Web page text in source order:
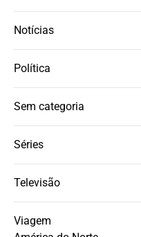
Notícias
Política
Sem categoria
Séries
Televisão
Viagem